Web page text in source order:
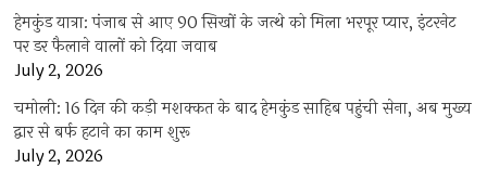
हेमकुंड यात्रा: पंजाब से आए 90 सिखों के जत्थे को मिला भरपूर प्यार, इंटरनेट
पर डर फैलाने वालों को दिया जवाब
July 2, 2026
चमोली: 16 दिन की कड़ी मशक्कत के बाद हेमकुंड साहिब पहुंची सेना, अब मुख्य
द्वार से बर्फ हटाने का काम शुरू
July 2, 2026